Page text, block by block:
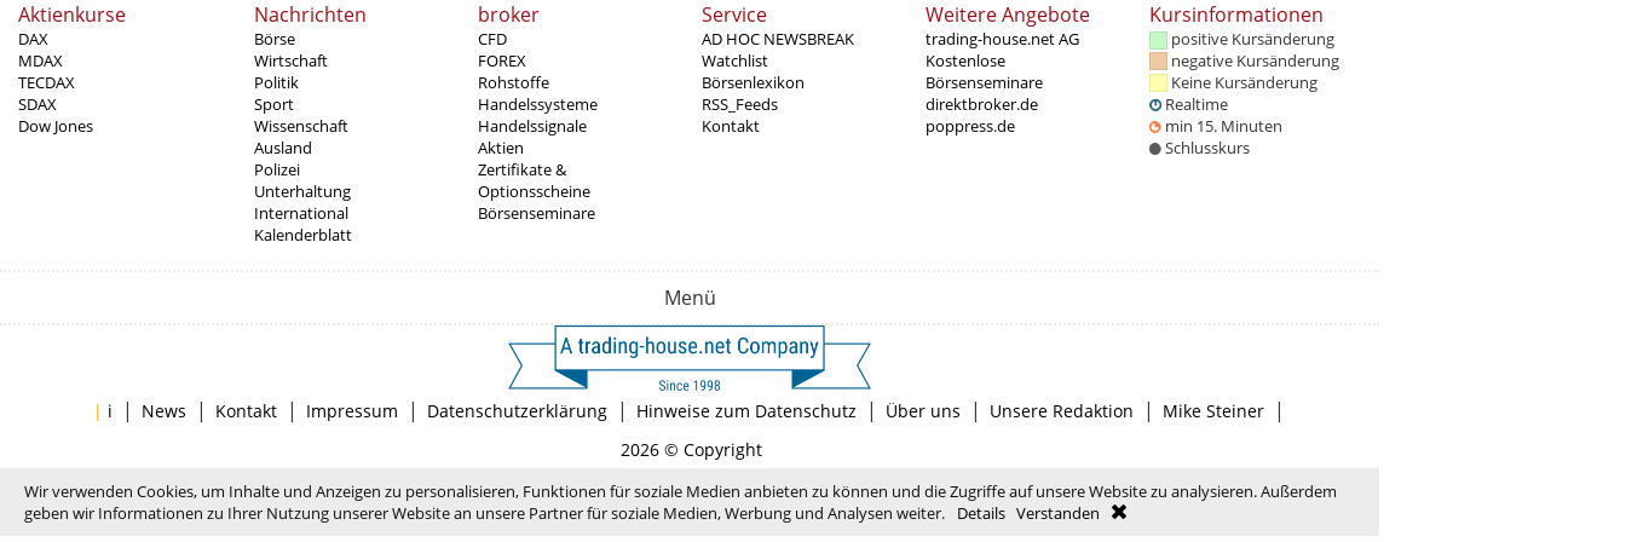
Aktienkurse
DAX
MDAX
TECDAX
SDAX
Dow Jones
Nachrichten
Börse
Wirtschaft
Politik
Sport
Wissenschaft
Ausland
Polizei
Unterhaltung
International
Kalenderblatt
broker
CFD
FOREX
Rohstoffe
Handelssysteme
Handelssignale
Aktien
Zertifikate &
Optionsscheine
Börsenseminare
Service
AD HOC NEWSBREAK
Watchlist
Börsenlexikon
RSS_Feeds
Kontakt
Weitere Angebote
trading-house.net AG
Kostenlose
Börsenseminare
direktbroker.de
poppress.de
Kursinformationen
positive Kursänderung
negative Kursänderung
Keine Kursänderung
Realtime
min 15. Minuten
Schlusskurs
Menü
| i | News | Kontakt | Impressum | Datenschutzerklärung | Hinweise zum Datenschutz | Über uns | Unsere Redaktion | Mike Steiner |
2026 © Copyright
Wir verwenden Cookies, um Inhalte und Anzeigen zu personalisieren, Funktionen für soziale Medien anbieten zu können und die Zugriffe auf unsere Website zu analysieren. Außerdem
geben wir Informationen zu Ihrer Nutzung unserer Website an unsere Partner für soziale Medien, Werbung und Analysen weiter.
Details Verstanden